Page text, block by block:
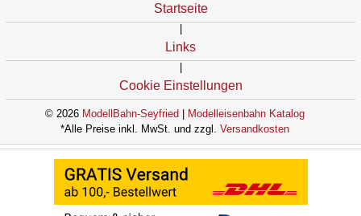
Startseite
|
Links
|
Cookie Einstellungen
© 2026 ModellBahn-Seyfried| Modelleisenbahn Katalog
*Alle Preise inkl. MwSt. und zzgl. Versandkosten